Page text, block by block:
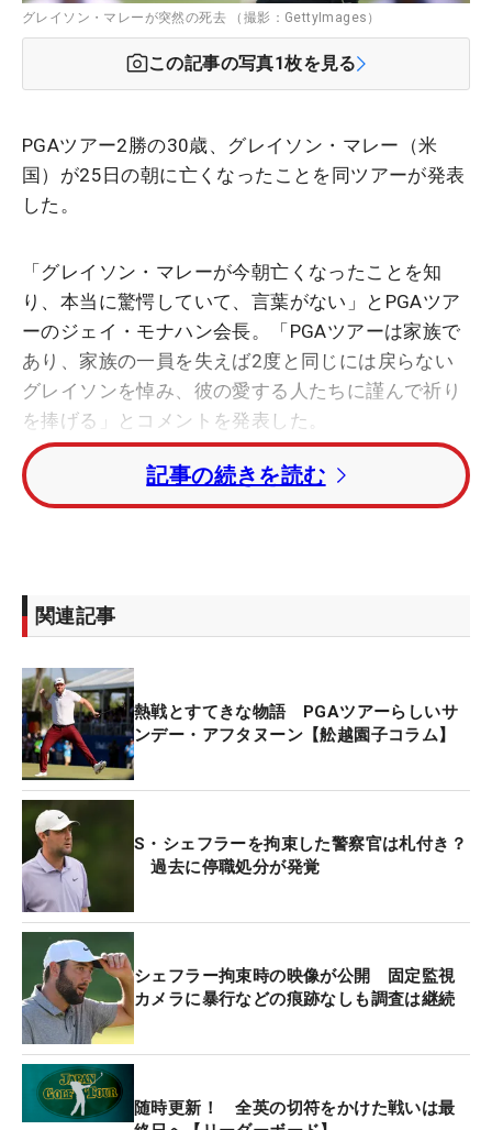
グレイソン・マレーが突然の死去 （撮影：GettyImages）
この記事の写真1枚を見る
PGAツアー2勝の30歳、グレイソン・マレー（米
国）が25日の朝に亡くなったことを同ツアーが発表
した。
「グレイソン・マレーが今朝亡くなったことを知
り、本当に驚愕していて、言葉がない」とPGAツア
ーのジェイ・モナハン会長。「PGAツアーは家族で
あり、家族の一員を失えば2度と同じには戻らない
グレイソンを悼み、彼の愛する人たちに謹んで祈り
を捧げる」とコメントを発表した。
テキサス州フォートワース、コロニアルCC（パー
70）で開催されている「チャールズシュワブ・チャ
ンドは14番から3連続ボギーを喫し16ホールをプレ
ーして2オーバー。2ホールを残して「体調不良」で
「マレーの両親と連絡を取った」というモナハン会
長は「トーナメントは続けて欲しい」と言われたこ
とを明かし、「彼らの意思を尊重して大会は継続す
る」とした。マレーが亡くなった詳細は未だ明らか
にされていないが、モナハン会長はテキサス州フォ
ートワースに向かっており、選手やツアー関係者に
「大切な人を失った人へのカウンセリングを用意し
ている」とメールを送った。
ノースカロライナ州ラレイ出身でアリゾナ州立大、
ウエイクフォレスト大などを経て2016年に米国男子
下部のコーン・フェリーツアーの「ネーションワイ
ド・チルドレンズホスピタル」で勝利、17年には
PGAツアーの「バーバゾル選手権」でツアー初Vを
記事の続きを読む
関連記事
熱戦とすてきな物語 PGAツアーらしいサ
ンデー・アフタヌーン【舩越園子コラム】
S・シェフラーを拘束した警察官は札付き？
過去に停職処分が発覚
シェフラー拘束時の映像が公開 固定監視
カメラに暴行などの痕跡なしも調査は継続
随時更新！ 全英の切符をかけた戦いは最